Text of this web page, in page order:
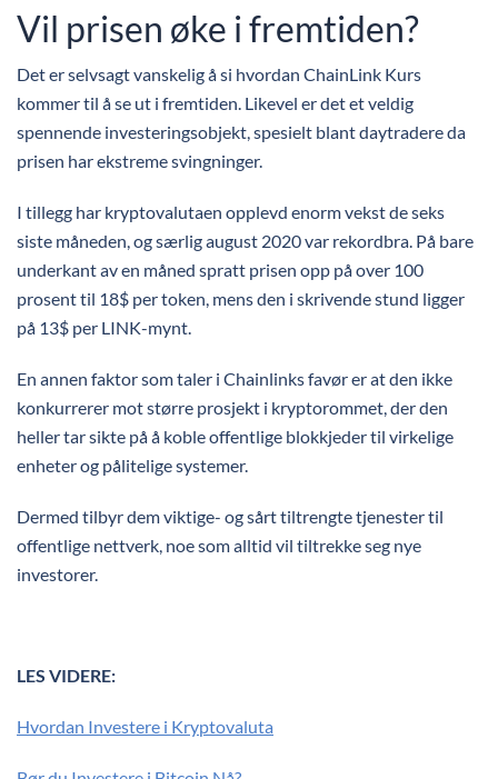
Vil prisen øke i fremtiden?
Det er selvsagt vanskelig å si hvordan ChainLink Kurs
kommer til å se ut i fremtiden. Likevel er det et veldig
spennende investeringsobjekt, spesielt blant daytradere da
prisen har ekstreme svingninger.
I tillegg har kryptovalutaen opplevd enorm vekst de seks
siste måneden, og særlig august 2020 var rekordbra. På bare
underkant av en måned spratt prisen opp på over 100
prosent til 18$ per token, mens den i skrivende stund ligger
på 13$ per LINK-mynt.
En annen faktor som taler i Chainlinks favør er at den ikke
konkurrerer mot større prosjekt i kryptorommet, der den
heller tar sikte på å koble offentlige blokkjeder til virkelige
enheter og pålitelige systemer.
Dermed tilbyr dem viktige- og sårt tiltrengte tjenester til
offentlige nettverk, noe som alltid vil tiltrekke seg nye
investorer.
LES VIDERE:
Hvordan Investere i Kryptovaluta